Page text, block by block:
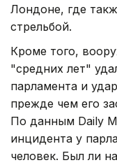
Лондоне, где
стрельбой.
Кроме того,
"средних лет"
парламента и
прежде чем его
По данным Daily
инцидента у
человек. Был ли